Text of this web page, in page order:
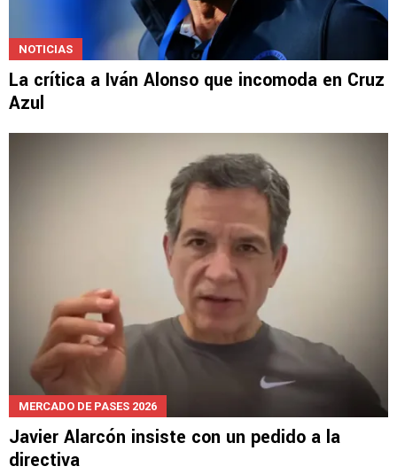
NOTICIAS
La crítica a Iván Alonso que incomoda en Cruz
Azul
MERCADO DE PASES 2026
Javier Alarcón insiste con un pedido a la
directiva